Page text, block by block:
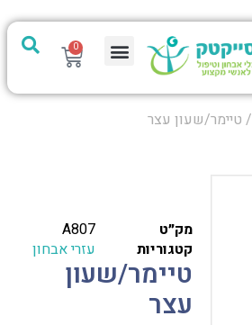
0
/ טיימר/שעון עצר
מק״ט
A807
קטגוריות
עזרי אבחון
טיימר/שעון
עצר